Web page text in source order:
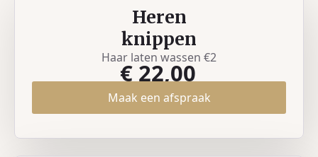
Heren
knippen
Haar laten wassen €2
€ 22,00
Maak een afspraak